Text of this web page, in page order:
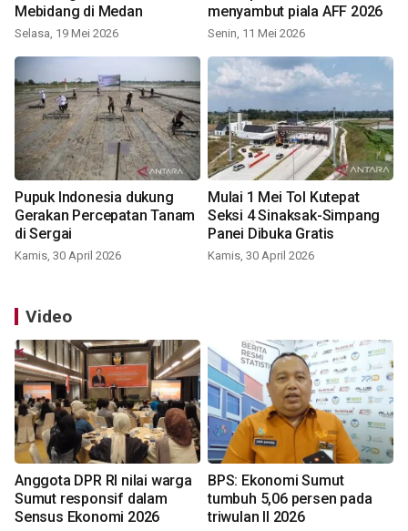
Mebidang di Medan
Selasa, 19 Mei 2026
menyambut piala AFF 2026
Senin, 11 Mei 2026
Pupuk Indonesia dukung
Gerakan Percepatan Tanam
di Sergai
Kamis, 30 April 2026
Mulai 1 Mei Tol Kutepat
Seksi 4 Sinaksak-Simpang
Panei Dibuka Gratis
Kamis, 30 April 2026
Video
Anggota DPR RI nilai warga
Sumut responsif dalam
Sensus Ekonomi 2026
BPS: Ekonomi Sumut
tumbuh 5,06 persen pada
triwulan II 2026